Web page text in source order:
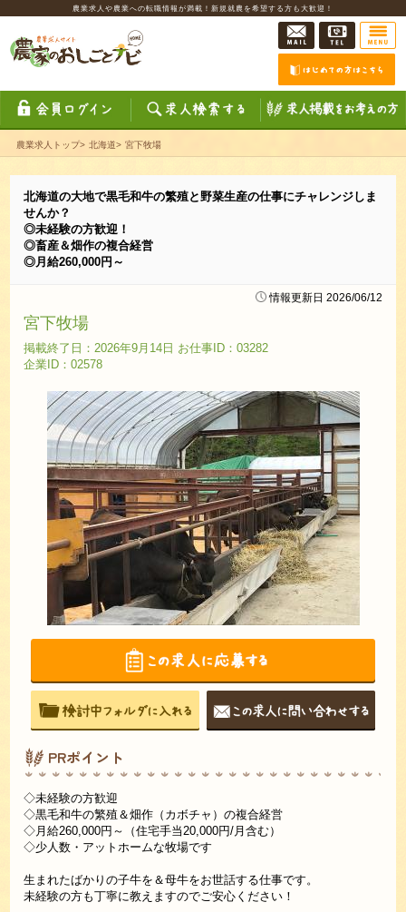
農業求人や農業への転職情報が満載！新規就農を希望する方も大歓迎！
農業求人トップ> 北海道> 宮下牧場
北海道の大地で黒毛和牛の繁殖と野菜生産の仕事にチャレンジしま
せんか？
◎未経験の方歓迎！
◎畜産＆畑作の複合経営
◎月給260,000円～
情報更新日 2026/06/12
宮下牧場
掲載終了日：2026年9月14日 お仕事ID：03282
企業ID：02578
PRポイント
◇未経験の方歓迎
◇黒毛和牛の繁殖＆畑作（カボチャ）の複合経営
◇月給260,000円～（住宅手当20,000円/月含む）
◇少人数・アットホームな牧場です
生まれたばかりの子牛を＆母牛をお世話する仕事です。
未経験の方も丁寧に教えますのでご安心ください！